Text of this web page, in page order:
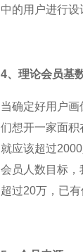
中的用户进行设
4、理论会员基
当确定好用户
们想开一家面
就应该超过
会员人数目标
超过20万，已